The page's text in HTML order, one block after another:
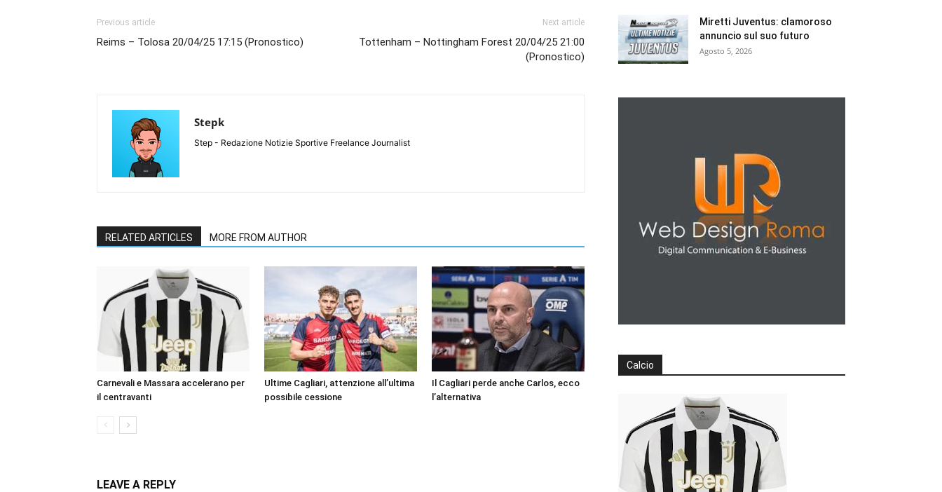
Previous article
Reims – Tolosa 20/04/25 17:15 (Pronostico)
Next article
Tottenham – Nottingham Forest 20/04/25 21:00
(Pronostico)
Stepk
Step - Redazione Notizie Sportive Freelance Journalist
RELATED ARTICLES MORE FROM AUTHOR
Carnevali e Massara accelerano per
il centravanti
Ultime Cagliari, attenzione all’ultima
possibile cessione
Il Cagliari perde anche Carlos, ecco
l’alternativa
LEAVE A REPLY
Miretti Juventus: clamoroso
annuncio sul suo futuro
Agosto 5, 2026
Calcio